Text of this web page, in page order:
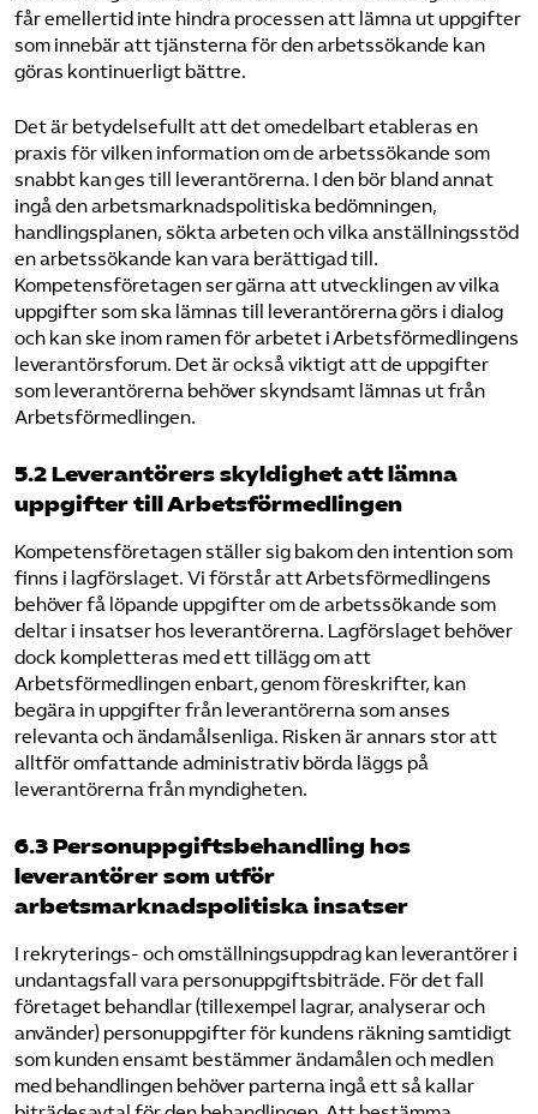
får emellertid inte hindra processen att lämna ut uppgifter
som innebär att tjänsterna för den arbetssökande kan
göras kontinuerligt bättre.
Det är betydelsefullt att det omedelbart etableras en
praxis för vilken information om de arbetssökande som
snabbt kan ges till leverantörerna. I den bör bland annat
ingå den arbetsmarknadspolitiska bedömningen,
handlingsplanen, sökta arbeten och vilka anställningsstöd
en arbetssökande kan vara berättigad till.
Kompetensföretagen ser gärna att utvecklingen av vilka
uppgifter som ska lämnas till leverantörerna görs i dialog
och kan ske inom ramen för arbetet i Arbetsförmedlingens
leverantörsforum. Det är också viktigt att de uppgifter
som leverantörerna behöver skyndsamt lämnas ut från
Arbetsförmedlingen.
5.2 Leverantörers skyldighet att lämna
uppgifter till Arbetsförmedlingen
Kompetensföretagen ställer sig bakom den intention som
finns i lagförslaget. Vi förstår att Arbetsförmedlingens
behöver få löpande uppgifter om de arbetssökande som
deltar i insatser hos leverantörerna. Lagförslaget behöver
dock kompletteras med ett tillägg om att
Arbetsförmedlingen enbart, genom föreskrifter, kan
begära in uppgifter från leverantörerna som anses
relevanta och ändamålsenliga. Risken är annars stor att
alltför omfattande administrativ börda läggs på
leverantörerna från myndigheten.
6.3 Personuppgiftsbehandling hos
leverantörer som utför
arbetsmarknadspolitiska insatser
I rekryterings- och omställningsuppdrag kan leverantörer i
undantagsfall vara personuppgiftsbiträde. För det fall
företaget behandlar (tillexempel lagrar, analyserar och
använder) personuppgifter för kundens räkning samtidigt
som kunden ensamt bestämmer ändamålen och medlen
med behandlingen behöver parterna ingå ett så kallar